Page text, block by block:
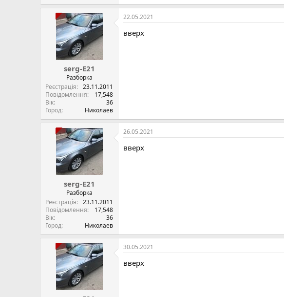
serg-E21
Разборка
Реєстрація
23.11.2011
Повідомлення
17,548
Вік
36
Город
Николаев
22.05.2021
вверх
serg-E21
Разборка
Реєстрація
23.11.2011
Повідомлення
17,548
Вік
36
Город
Николаев
26.05.2021
вверх
30.05.2021
вверх